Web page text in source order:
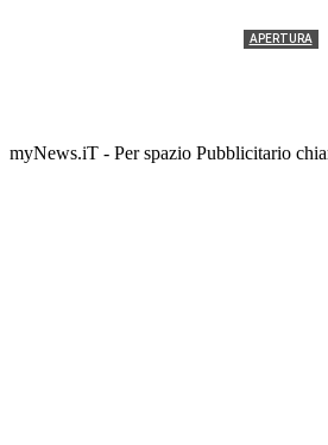
APERTURA
myNews.iT - Per spazio Pubblicitario